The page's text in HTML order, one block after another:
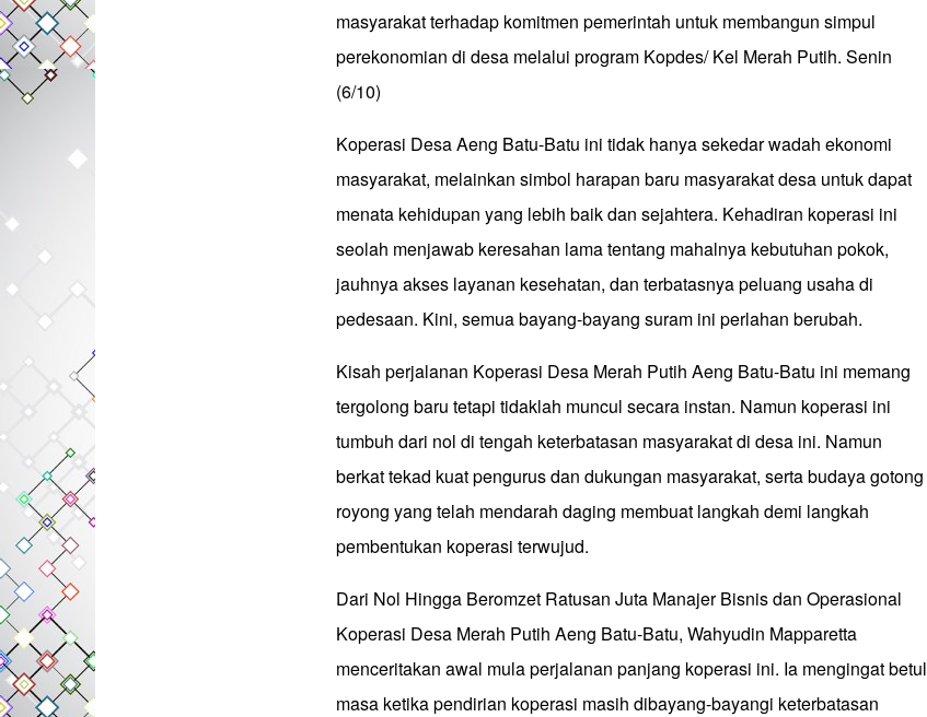
masyarakat terhadap komitmen pemerintah untuk membangun simpul
perekonomian di desa melalui program Kopdes/ Kel Merah Putih. Senin
(6/10)
Koperasi Desa Aeng Batu-Batu ini tidak hanya sekedar wadah ekonomi
masyarakat, melainkan simbol harapan baru masyarakat desa untuk dapat
menata kehidupan yang lebih baik dan sejahtera. Kehadiran koperasi ini
seolah menjawab keresahan lama tentang mahalnya kebutuhan pokok,
jauhnya akses layanan kesehatan, dan terbatasnya peluang usaha di
pedesaan. Kini, semua bayang-bayang suram ini perlahan berubah.
Kisah perjalanan Koperasi Desa Merah Putih Aeng Batu-Batu ini memang
tergolong baru tetapi tidaklah muncul secara instan. Namun koperasi ini
tumbuh dari nol di tengah keterbatasan masyarakat di desa ini. Namun
berkat tekad kuat pengurus dan dukungan masyarakat, serta budaya gotong
royong yang telah mendarah daging membuat langkah demi langkah
pembentukan koperasi terwujud.
Dari Nol Hingga Beromzet Ratusan Juta Manajer Bisnis dan Operasional
Koperasi Desa Merah Putih Aeng Batu-Batu, Wahyudin Mapparetta
menceritakan awal mula perjalanan panjang koperasi ini. Ia mengingat betul
masa ketika pendirian koperasi masih dibayang-bayangi keterbatasan